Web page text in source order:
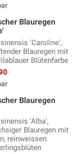
Blauregen
'Caroline',
Blauregen mit
Blütenfarbe
Blauregen
'Alba',
Blauregen mit
reinweissen